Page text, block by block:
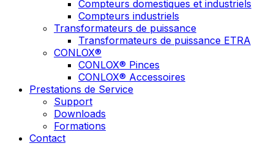
Compteurs domestiques et industriels
Compteurs industriels
Transformateurs de puissance
Transformateurs de puissance ETRA
CONLOX®
CONLOX® Pinces
CONLOX® Accessoires
Prestations de Service
Support
Downloads
Formations
Contact